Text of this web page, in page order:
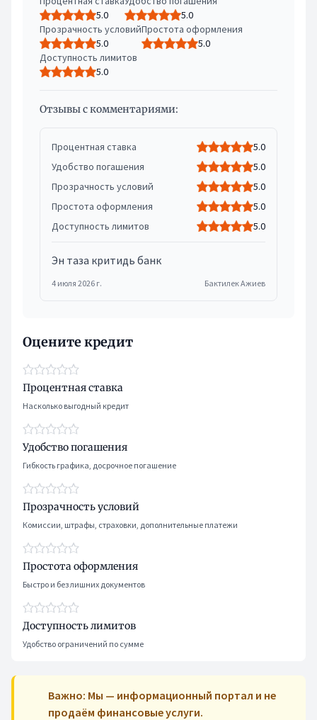
5.0
5.0
Прозрачность условий
5.0
Простота оформления
5.0
Доступность лимитов
5.0
Отзывы с комментариями:
Процентная ставка
5.0
Удобство погашения
5.0
Прозрачность условий
5.0
Простота оформления
5.0
Доступность лимитов
5.0
Эн таза критидь банк
4 июля 2026 г. Бактилек Ажиев
Оцените кредит
Процентная ставка
Насколько выгодный кредит
Удобство погашения
Гибкость графика, досрочное погашение
Прозрачность условий
Комиссии, штрафы, страховки, дополнительные платежи
Простота оформления
Быстро и без лишних документов
Доступность лимитов
Удобство ограничений по сумме
Важно: Мы — информационный портал и не
продаём финансовые услуги.